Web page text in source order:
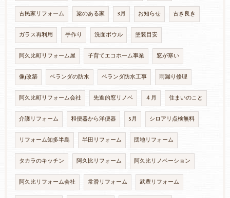
古民家リフォーム 梁のある家 3月 お知らせ 古き良き
ガラス再利用 手作り 洗面ボウル 塗装目安
阿久比町リフォーム屋 子育てエコホーム事業 窓が寒い
像j改築 ベランダの防水 ベランダ防水工事 雨漏り修理
阿久比町リフォーム会社 先進的窓リノベ ４月 住まいのこと
介護リフォーム 和便器から洋便器 5月 シロアリ点検無料
リフォーム知多半島 半田リフォーム 団地リフォーム
タカラのキッチン 阿久比リフォーム 阿久比リノベーション
阿久比リフォーム会社 常滑リフォーム 武豊リフォーム